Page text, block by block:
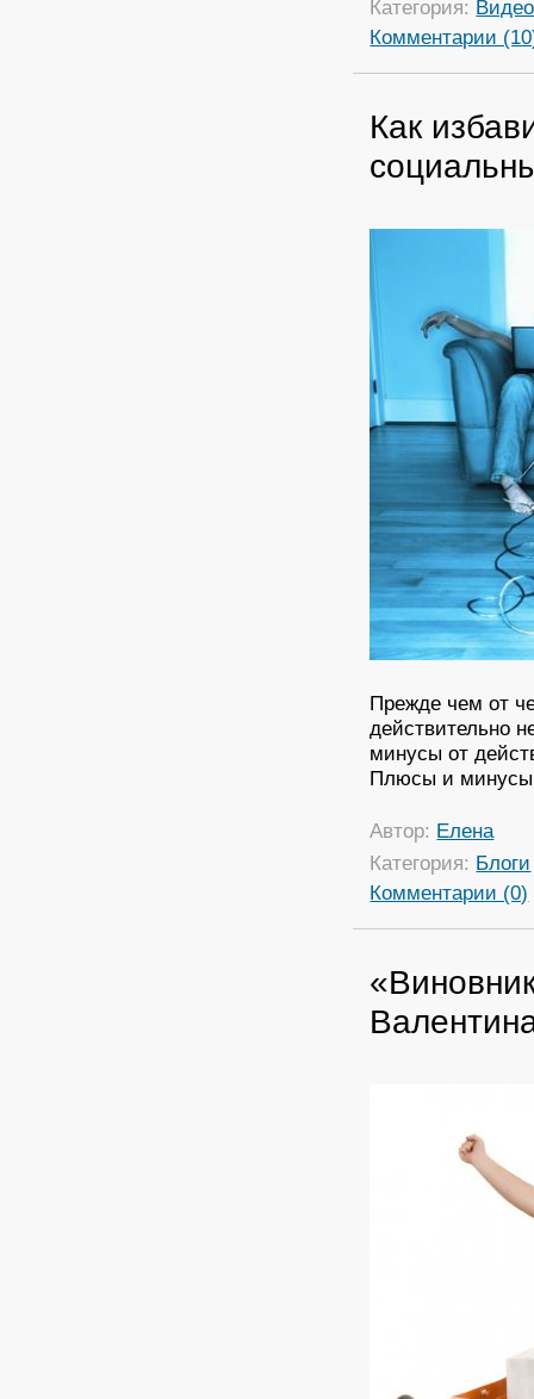
Категория: Видео
Комментарии
Как
Прежде чем от
действительно
минусы от
Плюсы и минусы
Автор: Елена
Категория: Блоги
Комментарии (0)